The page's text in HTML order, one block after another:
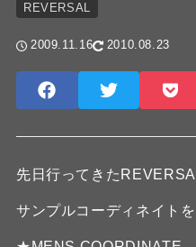
REVERSAL
2009.11.16 2010.08.23
先日行ってきた
サンプルコーディネイトを